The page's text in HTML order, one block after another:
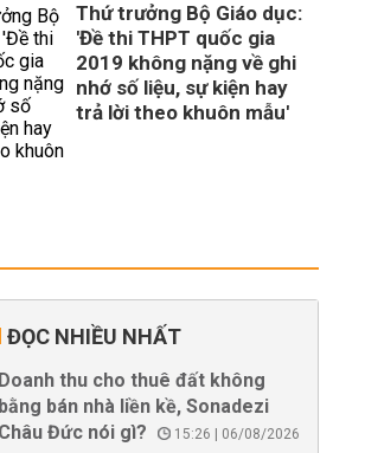
Thứ trưởng Bộ Giáo dục:
'Đề thi THPT quốc gia
2019 không nặng về ghi
nhớ số liệu, sự kiện hay
trả lời theo khuôn mẫu'
ĐỌC NHIỀU NHẤT
Doanh thu cho thuê đất không
bằng bán nhà liền kề, Sonadezi
Châu Đức nói gì?
15:26 | 06/08/2026